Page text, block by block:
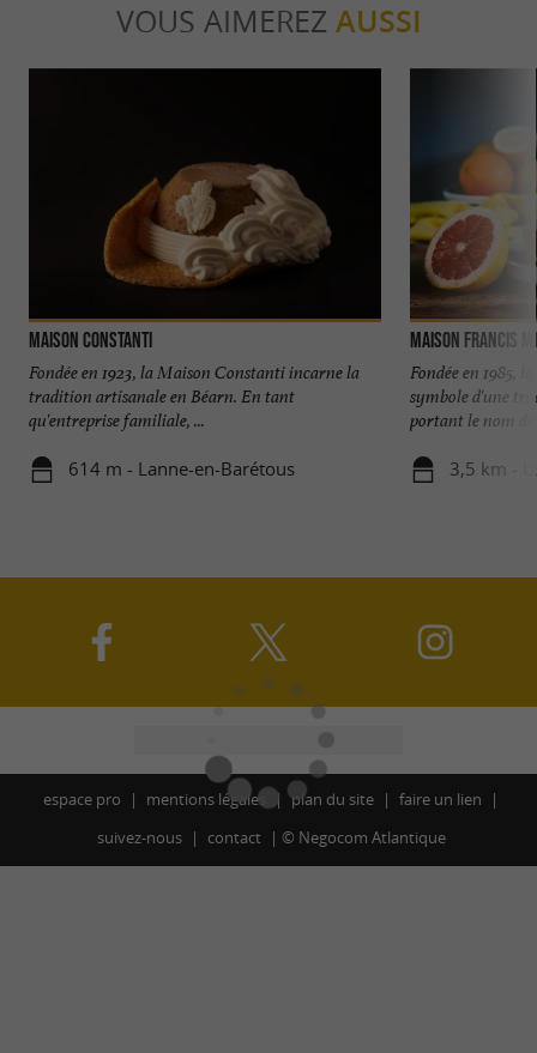
VOUS AIMEREZ AUSSI
Maison Constanti
Fondée en 1923, la Maison Constanti incarne la
tradition artisanale en Béarn. En tant
qu'entreprise familiale, ...
614 m - Lanne-en-Barétous
Maison Francis
Fondée en 1985,
symbole d'une
portant le nom de
3,5 km -
espace pro mentions légales plan du site
faire un lien
suivez-nous
contact © Negocom Atlantique